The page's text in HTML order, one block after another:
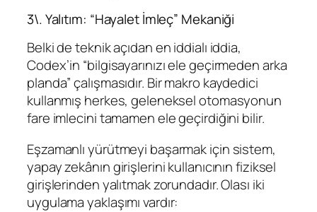
3\. Yalıtım: “Hayalet İmleç” Mekaniği
Belki de teknik açıdan en iddialı iddia,
Codex’in “bilgisayarınızı ele geçirmeden arka
planda” çalışmasıdır. Bir makro kaydedici
kullanmış herkes, geleneksel otomasyonun
fare imlecini tamamen ele geçirdiğini bilir.
Eşzamanlı yürütmeyi başarmak için sistem,
yapay zekânın girişlerini kullanıcının fiziksel
girişlerinden yalıtmak zorundadır. Olası iki
uygulama yaklaşımı vardır: